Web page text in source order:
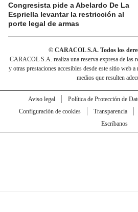
Congresista pide a Abelardo De La
Espriella levantar la restricción al
porte legal de armas
© CARACOL S.A. Todos los
CARACOL S.A. realiza una reserva expresa de las
y otras prestaciones accesibles desde este sitio web
medios que resulten
Aviso legal Política de Protección de
Configuración de cookies
Transparencia
Escríbanos